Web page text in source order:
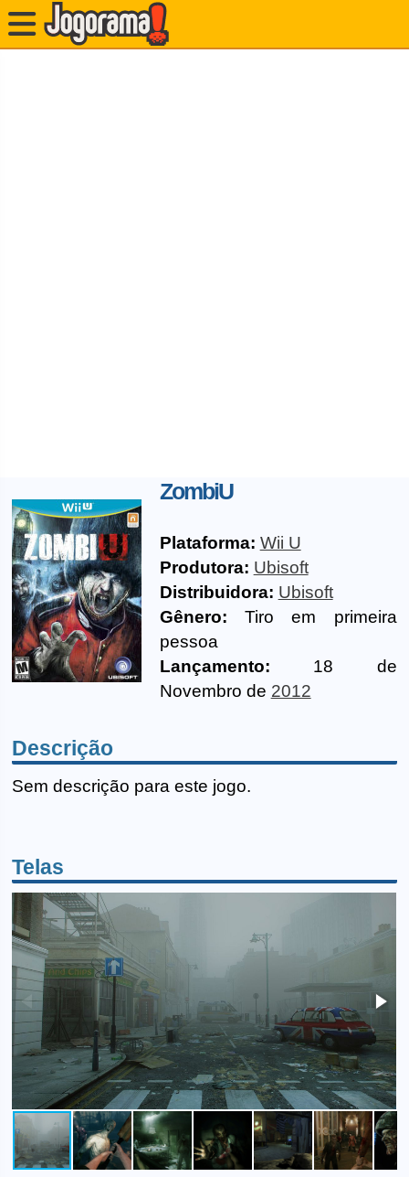
ZombiU
Plataforma: Wii U
Produtora: Ubisoft
Distribuidora: Ubisoft
Gênero:
Tiro em primeira
pessoa
Lançamento: 18 de
Novembro de 2012
Descrição
Sem descrição para este jogo.
Telas